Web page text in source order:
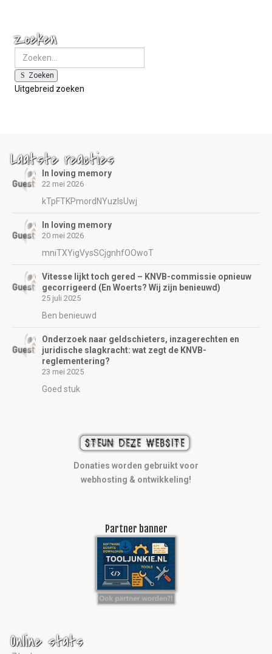
Zoeken
Zoeken
Uitgebreid zoeken
Laatste reacties
In loving memory
22 mei 2026
kTpFTKPmordNYuzIsUwj
In loving memory
20 mei 2026
mniTXYigVysSCjgnhfOOwoT
Vitesse lijkt toch gered – KNVB-commissie opnieuw
gecorrigeerd (En Woerts? Wij zijn benieuwd)
25 juli 2025
Ben benieuwd
Onderzoek naar geldschieters, inzagerechten en
juridische slagkracht: wat zegt de KNVB-
reglementering?
23 mei 2025
Goed stuk
Donaties worden gebruikt voor
webhosting & ontwikkeling!
Partner banner
Online stats